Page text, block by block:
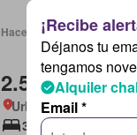
Hace 13 horas en
2.500 €/mes
Urbanització El
3 Dormitorios
Déjanos tu
tengamos
Alquiler
Email *